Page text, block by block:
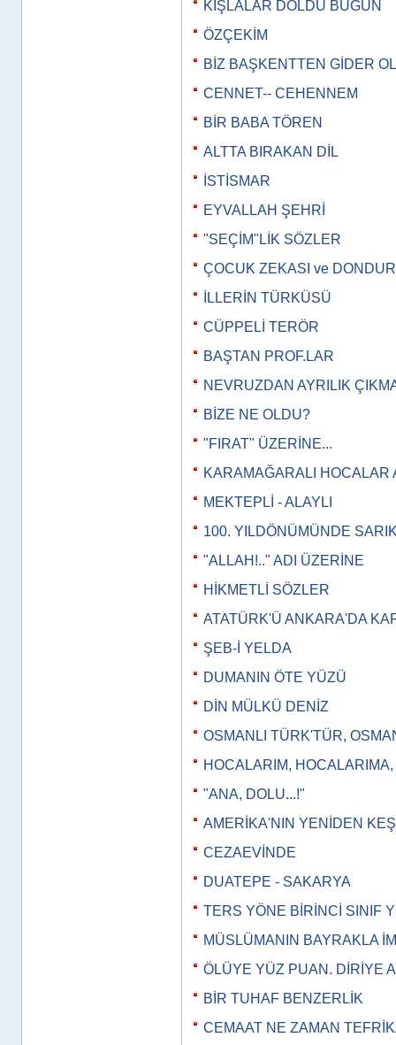
KIŞLALAR DOLDU BUGÜN
ÖZÇEKİM
BİZ BAŞKENTTEN GİDER
CENNET-- CEHENNEM
BİR BABA TÖREN
ALTTA BIRAKAN DİL
İSTİSMAR
EYVALLAH ŞEHRİ
"SEÇİM"LİK SÖZLER
ÇOCUK ZEKASI ve
İLLERİN TÜRKÜSÜ
CÜPPELİ TERÖR
BAŞTAN PROF.LAR
NEVRUZDAN AYRILIK
BİZE NE OLDU?
"FIRAT" ÜZERİNE...
KARAMAĞARALI HOCALAR
MEKTEPLİ - ALAYLI
100. YILDÖNÜMÜNDE
"ALLAH!.." ADI ÜZERİNE
HİKMETLİ SÖZLER
ATATÜRK'Ü ANKARA'DA
ŞEB-İ YELDA
DUMANIN ÖTE YÜZÜ
DİN MÜLKÜ DENİZ
OSMANLI TÜRK'TÜR,
HOCALARIM,
"ANA, DOLU...!"
AMERİKA'NIN YENİDEN
CEZAEVİNDE
DUATEPE - SAKARYA
TERS YÖNE BİRİNCİ SINIF
MÜSLÜMANIN BAYRAKLA
ÖLÜYE YÜZ PUAN. DİRİYE
BİR TUHAF BENZERLİK
CEMAAT NE ZAMAN